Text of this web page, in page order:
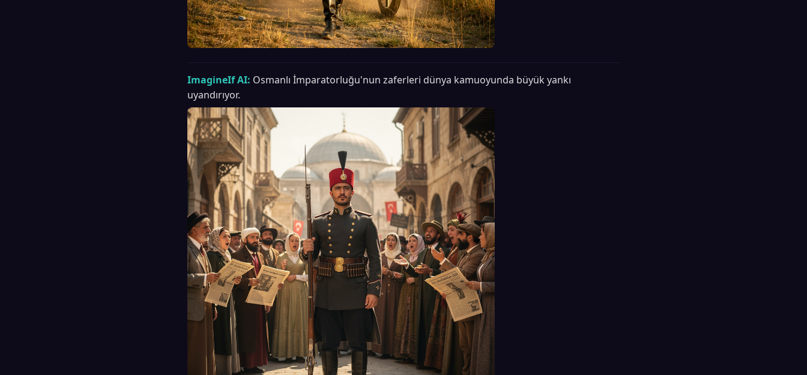
ImagineIf AI: Osmanlı İmparatorluğu'nun zaferleri dünya kamuoyunda büyük yankı
uyandırıyor.